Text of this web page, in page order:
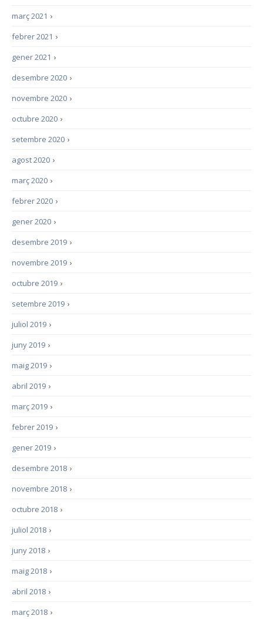
›
març 2021
›
febrer 2021
›
gener 2021
›
desembre 2020
›
novembre 2020
›
octubre 2020
›
setembre 2020
›
agost 2020
›
març 2020
›
febrer 2020
›
gener 2020
›
desembre 2019
›
novembre 2019
›
octubre 2019
›
setembre 2019
›
juliol 2019
›
juny 2019
›
maig 2019
›
abril 2019
›
març 2019
›
febrer 2019
›
gener 2019
›
desembre 2018
›
novembre 2018
›
octubre 2018
›
juliol 2018
›
juny 2018
›
maig 2018
›
abril 2018
›
març 2018